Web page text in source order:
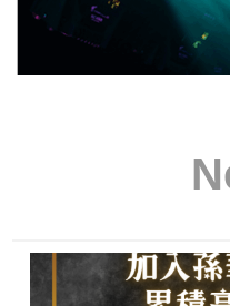
顧孩子的需要，現